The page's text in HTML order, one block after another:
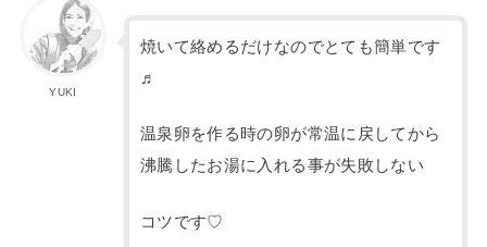
YUKI
焼いて絡めるだけなのでとても簡単です
♬
温泉卵を作る時の卵が常温に戻してから
沸騰したお湯に入れる事が失敗しない
コツです♡